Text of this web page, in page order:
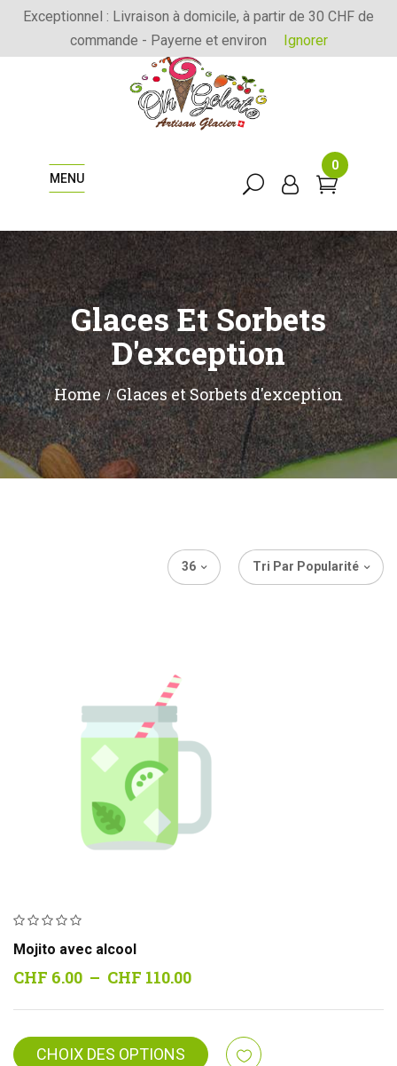
Exceptionnel : Livraison à domicile, à partir de 30 CHF de
commande - Payerne et environ
Ignorer
MENU
0
Glaces Et Sorbets
D'exception
Home Glaces et Sorbets d'exception
Tri Par Popularité
36
Mojito avec alcool
CHF 6.00 – CHF 110.00Plage
CHF 6.00
CHOIX DES OPTIONS